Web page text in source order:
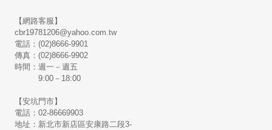
【網路客服】
cbr19781206@yahoo.com.tw
電話：(02)8666-9901
傳真：(02)8666-9902
時間：週一－週五
9:00－18:00
【安坑門市】
電話：02-86669903
地址：新北市新店區安康路二段3-